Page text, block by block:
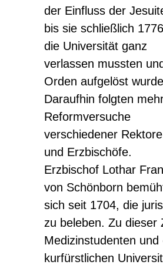
der Einfluss der
bis sie schließlich
die Universität ganz
verlassen mussten
Orden aufgelöst
Daraufhin folgten
Reformversuche
verschiedener
und Erzbischöfe.
Erzbischof Lothar
von Schönborn
sich seit 1704, die
zu beleben. Zu dieser
Medizinstudenten
kurfürstlichen